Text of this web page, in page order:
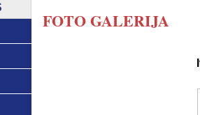
FOTO GALERIJA